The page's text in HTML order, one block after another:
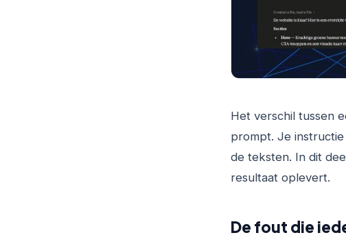
Het verschil tussen
prompt. Je
de teksten. In dit
resultaat oplevert.
De fout die